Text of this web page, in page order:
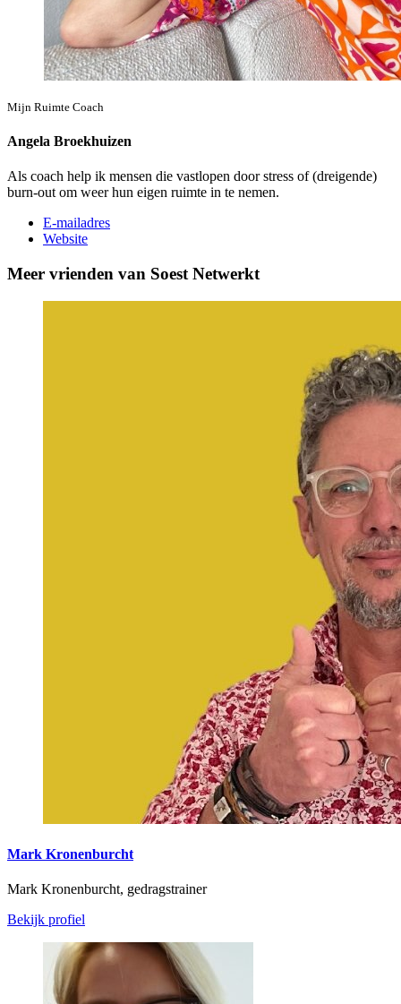
Mijn Ruimte Coach
Angela Broekhuizen
Als coach help ik mensen die vastlopen door stress of (dreigende)
burn-out om weer hun eigen ruimte in te nemen.
E-mailadres
Website
Meer vrienden van Soest Netwerkt
Mark Kronenburcht
Mark Kronenburcht, gedragstrainer
Bekijk profiel